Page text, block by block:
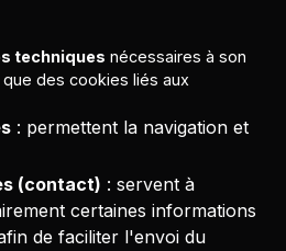
techniques nécessaires à son
des cookies liés aux
: permettent la navigation et
(contact) : servent à
certaines informations
de faciliter l'envoi du